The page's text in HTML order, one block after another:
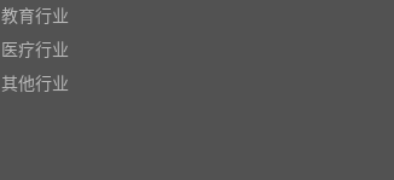
教育行业
医疗行业
其他行业